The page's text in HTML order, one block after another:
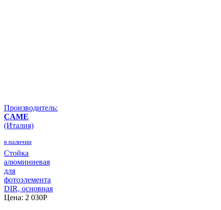
Производитель:
CAME
(Италия)
в наличии
Стойка
алюминиевая
для
фотоэлемента
DIR, основная
Цена: 2 030P